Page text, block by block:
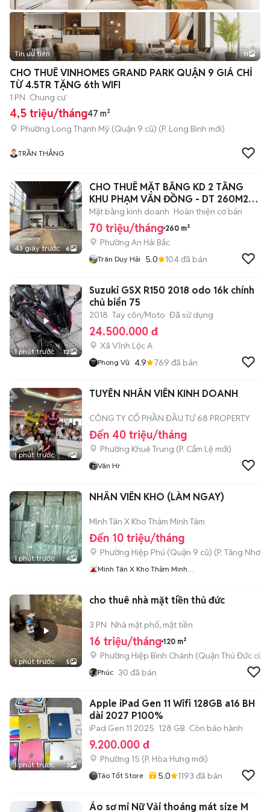
+2
Tin ưu tiên 11
CHO THUÊ VINHOMES GRAND PARK QUẬN 9 GIÁ CHỈ
TỪ 4.5TR TẶNG 6th WIFI
1 PN Chung cư
4,5 triệu/tháng47 m²
Phường Long Thạnh Mỹ (Quận 9 cũ) (P. Long Bình mới)
TRẦN THẮNG
43 giây trước 6
CHO THUÊ MẶT BẰNG KD 2 TẦNG
KHU PHẠM VĂN ĐỒNG - DT 260M2
NGANG 10M
Mặt bằng kinh doanh Hoàn thiện cơ bản
70 triệu/tháng 260 m²
Phường An Hải Bắc
Trân Duy Hải 5.0 104đã bán
1 phút trước 12
Suzuki GSX R150 2018 odo 16k chính
chủ biển 75
2018 Tay côn/Moto Đã sử dụng
24.500.000 đ
Xã Vĩnh Lộc A
Phong Vũ 4.9 769 đã bán
1 phút trước 1
TUYỂN NHÂN VIÊN KINH DOANH
CÔNG TY CỔ PHẦN ĐẦU TƯ 68 PROPERTY
Đến 40 triệu/tháng
Phường Khuê Trung (P. Cẩm Lệ mới)
Vân Hr
1 phút trước 4
NHÂN VIÊN KHO (LÀM NGAY)
Minh Tân X Kho Thảm Minh Tâm
Đến 10 triệu/tháng
Phường Hiệp Phú (Quận 9 cũ) (P. Tăng Nhơn
Minh Tân X Kho Thảm Minh
1 phút trước 5
cho thuê nhà mặt tiền thủ đức
3 PN Nhà mặt phố, mặt tiền
16 triệu/tháng 120 m²
Phường Hiệp Bình Chánh (Quận Thủ Đức cũ)
Phúc 30 đã bán
1 phút trước 3
Apple iPad Gen 11 Wifi 128GB a16 BH
dài 2027 P100%
iPad Gen 11 2025 128 GB Còn bảo hành
9.200.000 đ
Phường 15 (P. Hòa Hưng mới)
Táo Tốt Store 5.0 1193 đã bán
Áo sơ mi Nữ Vải thoáng mát size M